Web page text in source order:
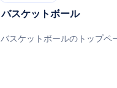
バスケットボール
バスケットボールのトップペ